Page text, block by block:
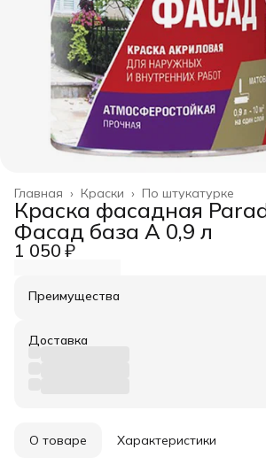
По штукатурке
Краски ›
Главная ›
Краска фасадная
Фасад база А 0,9 л
1 050 ₽
Преимущества
Оплата частями в Сплит
Удобный возврат
Доставка
О товаре Характеристики